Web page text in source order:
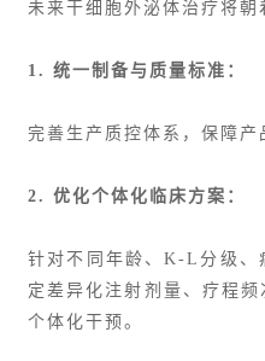
未来干细胞外泌体治疗将朝
1. 统一制备与质量标准：
完善生产质控体系，保障产
2. 优化个体化临床方案：
针对不同年龄、K-L分级、
定差异化注射剂量、疗程
个体化干预。